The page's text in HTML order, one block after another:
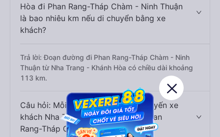
Hòa đi Phan Rang-Tháp Chàm - Ninh Thuận
là bao nhiêu km nếu di chuyển bằng xe
khách?
Trả lời: Đoạn đường đi Phan Rang-Tháp Chàm - Ninh
Thuận từ Nha Trang - Khánh Hòa có chiều dài khoảng
113 km.
Câu hỏi: Mỗi ngày có bao nhiêu chuyến xe
khách Nha Trang - Khánh Hòa đi Phan
Rang-Tháp Chàm - Ninh Thuận ?